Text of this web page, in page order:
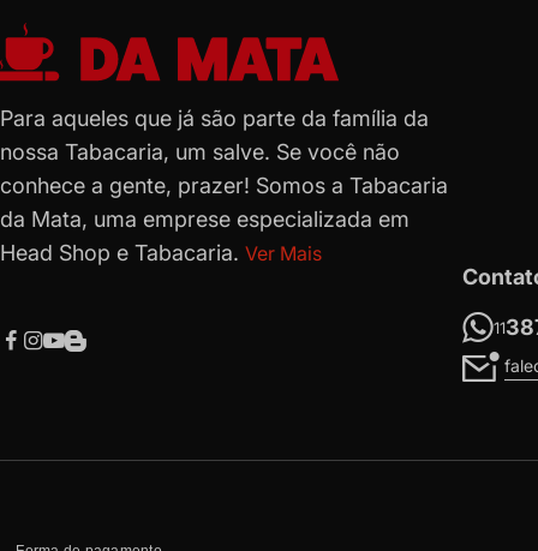
Para aqueles que já são parte da família da
nossa Tabacaria, um salve. Se você não
conhece a gente, prazer! Somos a Tabacaria
da Mata, uma emprese especializada em
Head Shop e Tabacaria. Ver Mais
11